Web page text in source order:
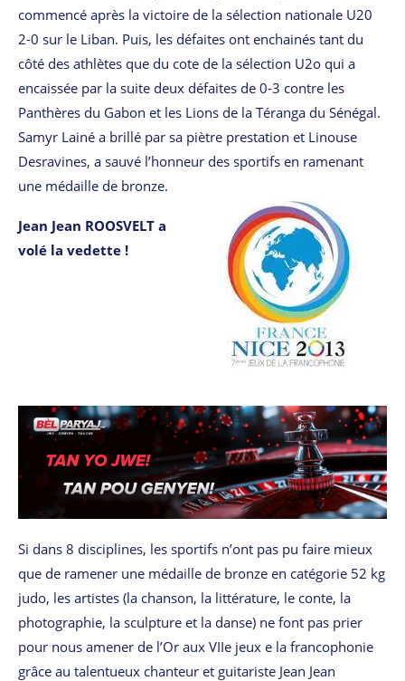
commencé après la victoire de la sélection nationale U20
2-0 sur le Liban. Puis, les défaites ont enchainés tant du
côté des athlètes que du cote de la sélection U2o qui a
encaissée par la suite deux défaites de 0-3 contre les
Panthères du Gabon et les Lions de la Téranga du Sénégal.
Samyr Lainé a brillé par sa piètre prestation et Linouse
Desravines, a sauvé l’honneur des sportifs en ramenant
une médaille de bronze.
Jean Jean ROOSVELT a
volé la vedette !
Si dans 8 disciplines, les sportifs n’ont pas pu faire mieux
que de ramener une médaille de bronze en catégorie 52 kg
judo, les artistes (la chanson, la littérature, le conte, la
photographie, la sculpture et la danse) ne font pas prier
pour nous amener de l’Or aux VIIe jeux e la francophonie
grâce au talentueux chanteur et guitariste Jean Jean